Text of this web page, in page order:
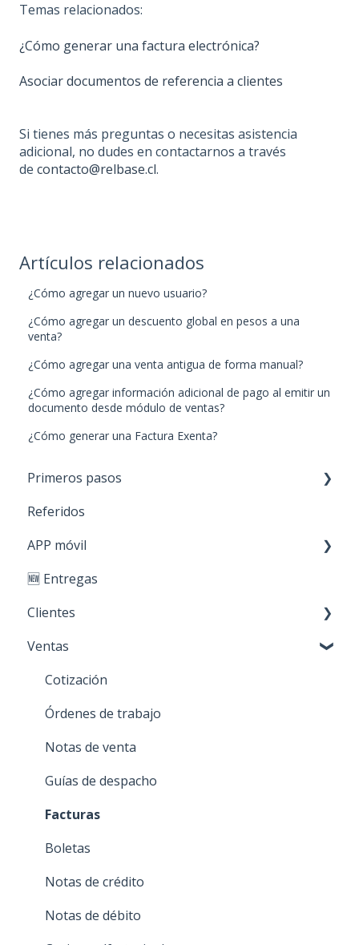
Temas relacionados:
¿Cómo generar una factura electrónica?
Asociar documentos de referencia a clientes
Si tienes más preguntas o necesitas asistencia
adicional, no dudes en contactarnos a través
de contacto@relbase.cl.
Artículos relacionados
¿Cómo agregar un nuevo usuario?
¿Cómo agregar un descuento global en pesos a una
venta?
¿Cómo agregar una venta antigua de forma manual?
¿Cómo agregar información adicional de pago al emitir un
documento desde módulo de ventas?
¿Cómo generar una Factura Exenta?
Primeros pasos
Paso 1: Nuevos productos
Paso 2: Carga de stock
Paso 3: Crear clientes
Paso 4: Realizar ventas
Personaliza tu cuenta
Referidos
APP móvil
Primeros Pasos
🆕 Entregas
Clientes
Creación y edición
Acciones sobre mis clientes
Ventas
Cotización
Órdenes de trabajo
Notas de venta
Guías de despacho
Facturas
Boletas
Notas de crédito
Notas de débito